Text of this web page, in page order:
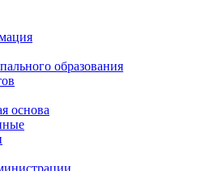
образования
основа